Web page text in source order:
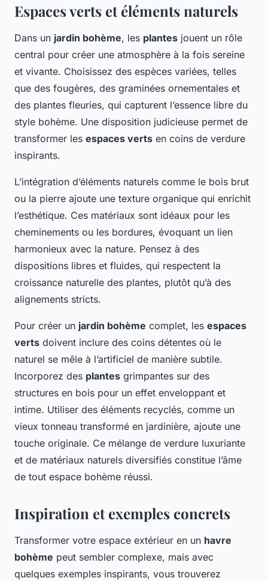
Espaces verts et éléments naturels
Dans un jardin bohème, les plantes jouent un rôle
central pour créer une atmosphère à la fois sereine
et vivante. Choisissez des espèces variées, telles
que des fougères, des graminées ornementales et
des plantes fleuries, qui capturent l’essence libre du
style bohème. Une disposition judicieuse permet de
transformer les espaces verts en coins de verdure
inspirants.
L’intégration d’éléments naturels comme le bois brut
ou la pierre ajoute une texture organique qui enrichit
l’esthétique. Ces matériaux sont idéaux pour les
cheminements ou les bordures, évoquant un lien
harmonieux avec la nature. Pensez à des
dispositions libres et fluides, qui respectent la
croissance naturelle des plantes, plutôt qu’à des
alignements stricts.
Pour créer un jardin bohème complet, les espaces
verts doivent inclure des coins détentes où le
naturel se mêle à l’artificiel de manière subtile.
Incorporez des plantes grimpantes sur des
structures en bois pour un effet enveloppant et
intime. Utiliser des éléments recyclés, comme un
vieux tonneau transformé en jardinière, ajoute une
touche originale. Ce mélange de verdure luxuriante
et de matériaux naturels diversifiés constitue l’âme
de tout espace bohème réussi.
Inspiration et exemples concrets
Transformer votre espace extérieur en un havre
bohème peut sembler complexe, mais avec
quelques exemples inspirants, vous trouverez